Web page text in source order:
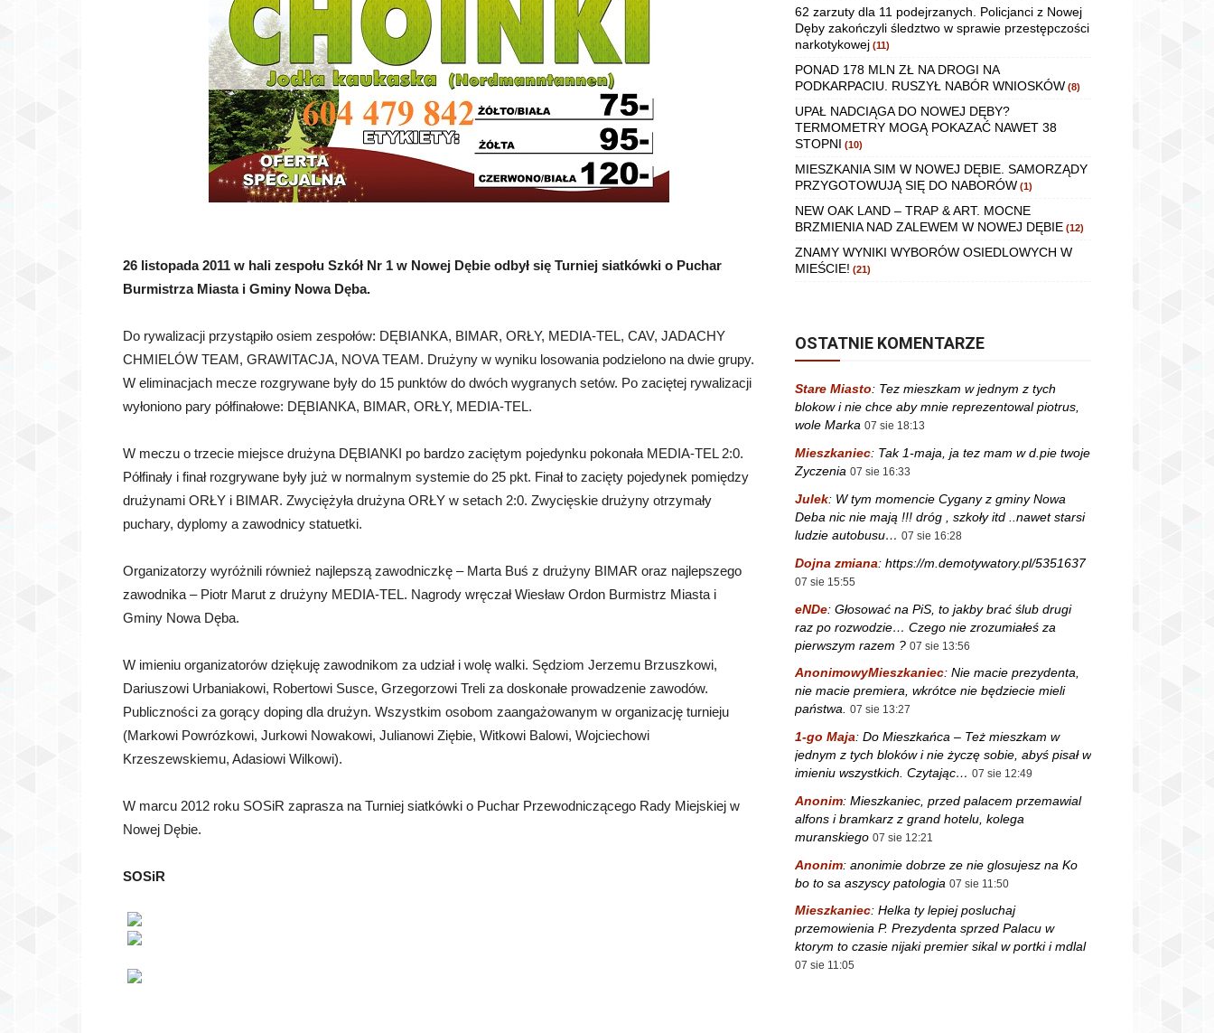
26 listopada 2011 w hali zespołu Szkół Nr 1 w Nowej Dębie odbył się Turniej siatkówki o Puchar
Burmistrza Miasta i Gminy Nowa Dęba.
Do rywalizacji przystąpiło osiem zespołów: DĘBIANKA, BIMAR, ORŁY, MEDIA-TEL, CAV, JADACHY
CHMIELÓW TEAM, GRAWITACJA, NOVA TEAM. Drużyny w wyniku losowania podzielono na dwie grupy.
W eliminacjach mecze rozgrywane były do 15 punktów do dwóch wygranych setów. Po zaciętej rywalizacji
wyłoniono pary półfinałowe: DĘBIANKA, BIMAR, ORŁY, MEDIA-TEL.
W meczu o trzecie miejsce drużyna DĘBIANKI po bardzo zaciętym pojedynku pokonała MEDIA-TEL 2:0.
Półfinały i finał rozgrywane były już w normalnym systemie do 25 pkt. Finał to zacięty pojedynek pomiędzy
drużynami ORŁY i BIMAR. Zwyciężyła drużyna ORŁY w setach 2:0. Zwycięskie drużyny otrzymały
puchary, dyplomy a zawodnicy statuetki.
Organizatorzy wyróżnili również najlepszą zawodniczkę – Marta Buś z drużyny BIMAR oraz najlepszego
zawodnika – Piotr Marut z drużyny MEDIA-TEL. Nagrody wręczał Wiesław Ordon Burmistrz Miasta i
Gminy Nowa Dęba.
W imieniu organizatorów dziękuję zawodnikom za udział i wolę walki. Sędziom Jerzemu Brzuszkowi,
Dariuszowi Urbaniakowi, Robertowi Susce, Grzegorzowi Treli za doskonałe prowadzenie zawodów.
Publiczności za gorący doping dla drużyn. Wszystkim osobom zaangażowanym w organizację turnieju
(Markowi Powrózkowi, Jurkowi Nowakowi, Julianowi Ziębie, Witkowi Balowi, Wojciechowi
Krzeszewskiemu, Adasiowi Wilkowi).
W marcu 2012 roku SOSiR zaprasza na Turniej siatkówki o Puchar Przewodniczącego Rady Miejskiej w
Nowej Dębie.
SOSiR
62 zarzuty dla 11 podejrzanych. Policjanci z Nowej
Dęby zakończyli śledztwo w sprawie przestępczości
narkotykowej (11)
PONAD 178 MLN ZŁ NA DROGI NA
PODKARPACIU. RUSZYŁ NABÓR WNIOSKÓW (8)
UPAŁ NADCIĄGA DO NOWEJ DĘBY?
TERMOMETRY MOGĄ POKAZAĆ NAWET 38
STOPNI (10)
MIESZKANIA SIM W NOWEJ DĘBIE. SAMORZĄDY
PRZYGOTOWUJĄ SIĘ DO NABORÓW (1)
NEW OAK LAND – TRAP & ART. MOCNE
BRZMIENIA NAD ZALEWEM W NOWEJ DĘBIE (12)
ZNAMY WYNIKI WYBORÓW OSIEDLOWYCH W
MIEŚCIE! (21)
OSTATNIE KOMENTARZE
Stare Miasto: Tez mieszkam w jednym z tych
blokow i nie chce aby mnie reprezentowal piotrus,
wole Marka 07 sie 18:13
Mieszkaniec: Tak 1-maja, ja tez mam w d.pie twoje
Zyczenia 07 sie 16:33
Julek: W tym momencie Cygany z gminy Nowa
Deba nic nie mają !!! dróg , szkoły itd ..nawet starsi
ludzie autobusu… 07 sie 16:28
Dojna zmiana: https://m.demotywatory.pl/5351637
07 sie 15:55
eNDe: Głosować na PiS, to jakby brać ślub drugi
raz po rozwodzie… Czego nie zrozumiałeś za
pierwszym razem ? 07 sie 13:56
AnonimowyMieszkaniec: Nie macie prezydenta,
nie macie premiera, wkrótce nie będziecie mieli
państwa. 07 sie 13:27
1-go Maja: Do Mieszkańca – Też mieszkam w
jednym z tych bloków i nie życzę sobie, abyś pisał w
imieniu wszystkich. Czytając… 07 sie 12:49
Anonim: Mieszkaniec, przed palacem przemawial
alfons i bramkarz z grand hotelu, kolega
muranskiego 07 sie 12:21
Anonim: anonimie dobrze ze nie glosujesz na Ko
bo to sa aszyscy patologia 07 sie 11:50
Mieszkaniec: Helka ty lepiej posluchaj
przemowienia P. Prezydenta sprzed Palacu w
ktorym to czasie nijaki premier sikal w portki i mdlal
07 sie 11:05